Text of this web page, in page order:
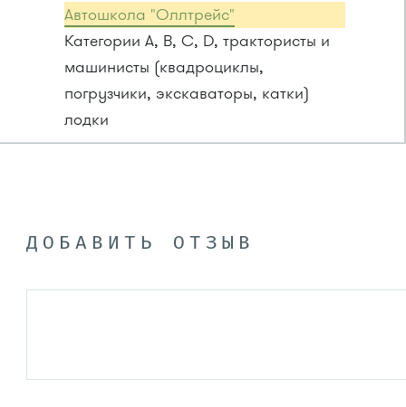
Автошкола "Оллтрейс"
Категории A, B, C, D, трактористы и
машинисты (квадроциклы,
погрузчики, экскаваторы, катки)
лодки
ДОБАВИТЬ ОТЗЫВ